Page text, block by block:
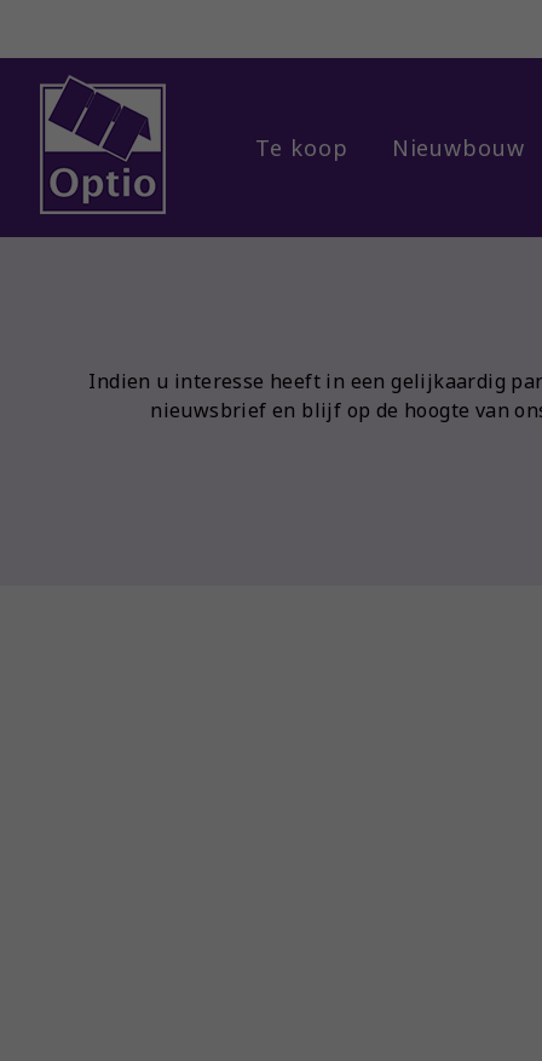
Te koop Nieuwbouw
Indien u interesse heeft in een gelijkaardig
nieuwsbrief en blijf op de hoogte van